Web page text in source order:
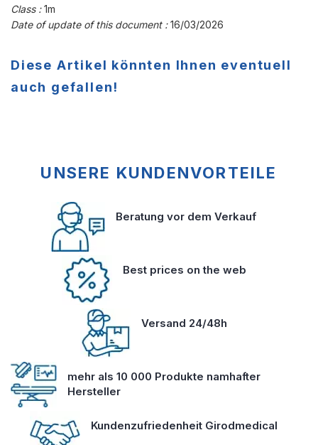
Class :1m
Date of update of this document :16/03/2026
Diese Artikel könnten Ihnen eventuell
auch gefallen!
UNSERE KUNDENVORTEILE
Beratung vor dem Verkauf
Best prices on the web
Versand 24/48h
mehr als 10 000 Produkte namhafter
Hersteller
Kundenzufriedenheit Girodmedical